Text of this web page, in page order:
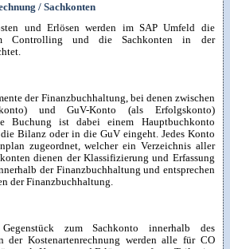
/ Sachkonten
und Erlösen werden im SAP Umfeld die
Controlling und die Sachkonten in der
der Finanzbuchhaltung, bei denen zwischen
und GuV-Konto (als Erfolgskonto)
Buchung ist dabei einem Hauptbuchkonto
Bilanz oder in die GuV eingeht. Jedes Konto
zugeordnet, welcher ein Verzeichnis aller
dienen der Klassifizierung und Erfassung
der Finanzbuchhaltung und entsprechen
der Finanzbuchhaltung.
zum Sachkonto innerhalb des
der Kostenartenrechnung werden alle für CO